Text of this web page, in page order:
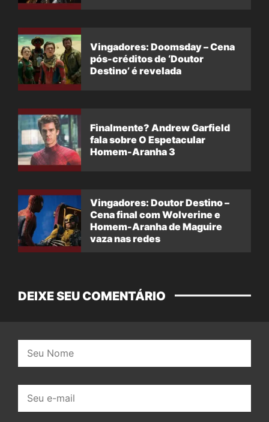
Vingadores: Doomsday – Cena
pós-créditos de ‘Doutor
Destino’ é revelada
Finalmente? Andrew Garfield
fala sobre O Espetacular
Homem-Aranha 3
Vingadores: Doutor Destino –
Cena final com Wolverine e
Homem-Aranha de Maguire
vaza nas redes
DEIXE SEU COMENTÁRIO
mail: